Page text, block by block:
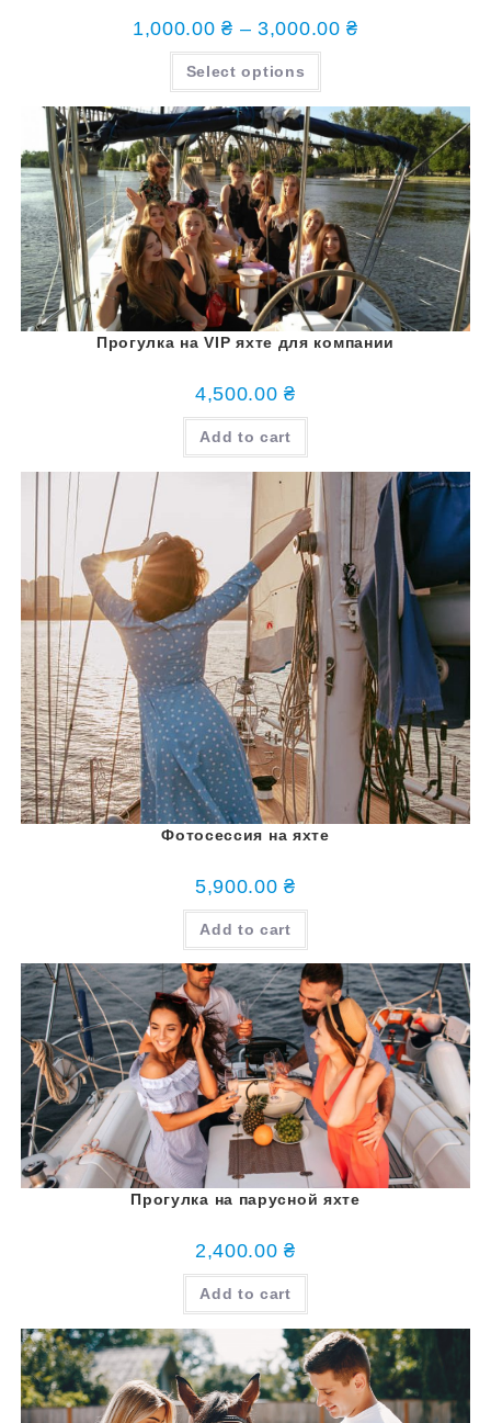
1,000.00₴ –3,000.00₴
Select options
Прогулка на VIP яхте для компании
4,500.00₴
Add to cart
Фотосессия на яхте
5,900.00₴
Add to cart
Прогулка на парусной яхте
2,400.00₴
Add to cart